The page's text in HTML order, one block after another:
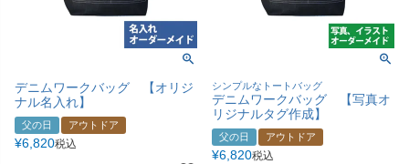
デニムワークバッグ 【オリジ
ナル名入れ】
父の日 アウトドア
¥6,820税込
シンプルなトートバッグ
デニムワークバッグ 【写真オ
リジナルタグ作成】
父の日 アウトドア
¥6,820税込